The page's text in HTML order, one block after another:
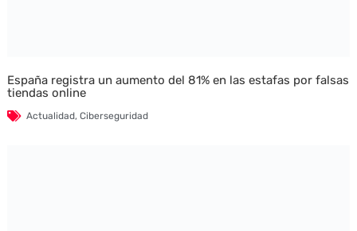
España registra un aumento del 81% en las estafas por falsas
tiendas online
Actualidad, Ciberseguridad